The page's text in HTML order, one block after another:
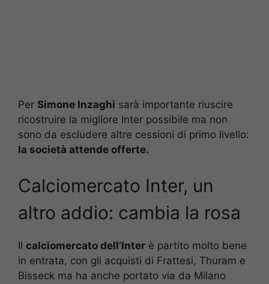
Per Simone Inzaghi sarà importante riuscire
ricostruire la migliore Inter possibile ma non
sono da escludere altre cessioni di primo livello:
la società attende offerte.
Calciomercato Inter, un
altro addio: cambia la rosa
Il calciomercato dell’Inter è partito molto bene
in entrata, con gli acquisti di Frattesi, Thuram e
Bisseck ma ha anche portato via da Milano